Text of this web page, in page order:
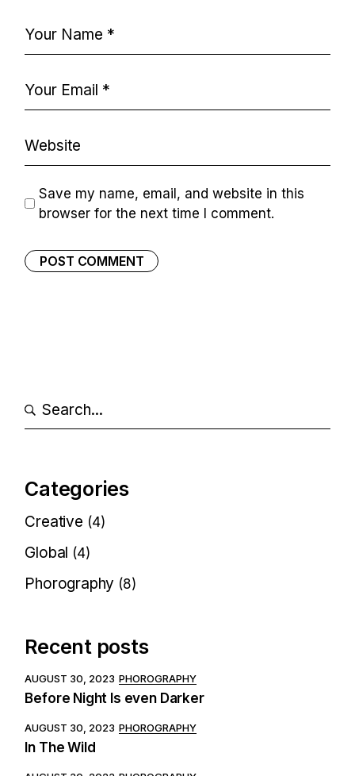
Save my name, email, and website in this
browser for the next time I comment.
POST COMMENT
Categories
Creative (4)
Global (4)
Phorography (8)
Recent posts
AUGUST 30, 2023 PHOROGRAPHY
Before Night Is even Darker
AUGUST 30, 2023 PHOROGRAPHY
In The Wild